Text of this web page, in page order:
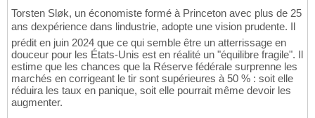
Torsten Sløk, un économiste formé à Princeton avec plus de 25
ans dexpérience dans lindustrie, adopte une vision prudente. Il
prédit en juin 2024 que ce qui semble être un atterrissage en
douceur pour les États-Unis est en réalité un "équilibre fragile". Il
estime que les chances que la Réserve fédérale surprenne les
marchés en corrigeant le tir sont supérieures à 50 % : soit elle
réduira les taux en panique, soit elle pourrait même devoir les
augmenter.